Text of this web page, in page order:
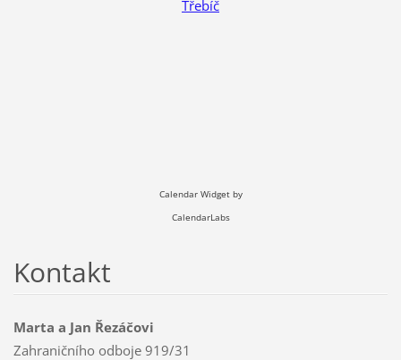
Třebíč
Calendar Widget by
CalendarLabs
Kontakt
Marta a Jan Řezáčovi
Zahraničního odboje 919/31